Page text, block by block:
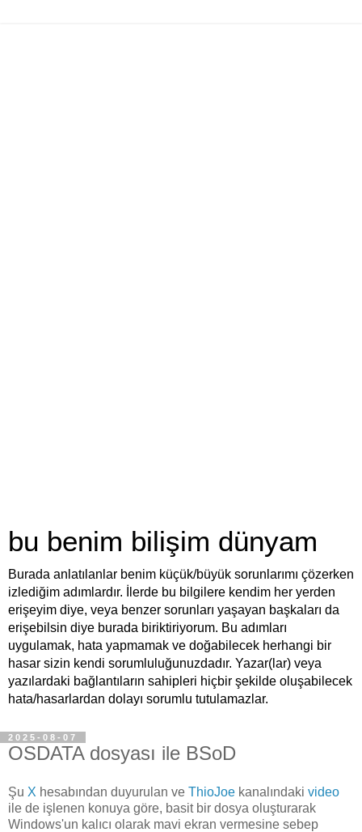
bu benim bilişim dünyam
Burada anlatılanlar benim küçük/büyük sorunlarımı çözerken
izlediğim adımlardır. İlerde bu bilgilere kendim her yerden
erişeyim diye, veya benzer sorunları yaşayan başkaları da
erişebilsin diye burada biriktiriyorum. Bu adımları
uygulamak, hata yapmamak ve doğabilecek herhangi bir
hasar sizin kendi sorumluluğunuzdadır. Yazar(lar) veya
yazılardaki bağlantıların sahipleri hiçbir şekilde oluşabilecek
hata/hasarlardan dolayı sorumlu tutulamazlar.
2025-08-07
OSDATA dosyası ile BSoD
Şu X hesabından duyurulan ve ThioJoe kanalındaki video
ile de işlenen konuya göre, basit bir dosya oluşturarak
Windows'un kalıcı olarak mavi ekran vermesine sebep